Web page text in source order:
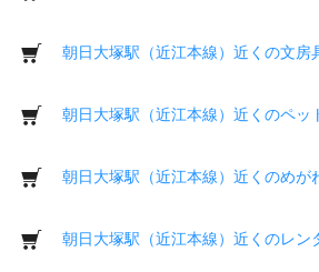
朝日大塚駅（近江本線）近くの文房
朝日大塚駅（近江本線）近くのペッ
朝日大塚駅（近江本線）近くのめが
朝日大塚駅（近江本線）近くのレン